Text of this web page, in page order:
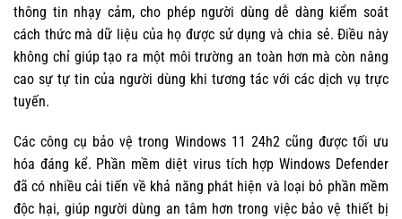
thông tin nhạy cảm, cho phép người dùng dễ dàng kiểm soát
cách thức mà dữ liệu của họ được sử dụng và chia sẻ. Điều này
không chỉ giúp tạo ra một môi trường an toàn hơn mà còn nâng
cao sự tự tin của người dùng khi tương tác với các dịch vụ trực
tuyến.
Các công cụ bảo vệ trong Windows 11 24h2 cũng được tối ưu
hóa đáng kể. Phần mềm diệt virus tích hợp Windows Defender
đã có nhiều cải tiến về khả năng phát hiện và loại bỏ phần mềm
độc hại, giúp người dùng an tâm hơn trong việc bảo vệ thiết bị